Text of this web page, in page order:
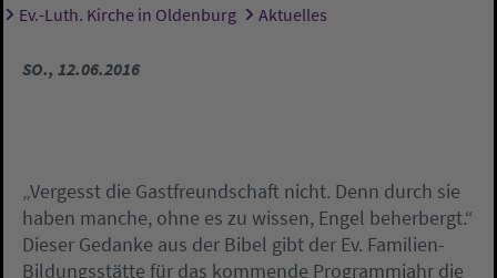
Sie sind hier:
Ev.-Luth. Kirche in Oldenburg Aktuelles
SO., 12.06.2016
„Vergesst die Gastfreundschaft nicht. Denn durch sie
haben manche, ohne es zu wissen, Engel beherbergt.“
Dieser Gedanke aus der Bibel gibt der Ev. Familien-
Bildungsstätte für das kommende Programmjahr die